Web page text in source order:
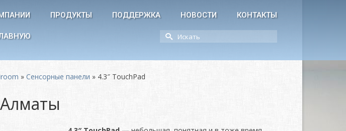
ПРОДУКТЫ ПОДДЕРЖКА НОВОСТИ КОНТАКТЫ
Искать:
»Сенсорные панели » 4.3″ TouchPad